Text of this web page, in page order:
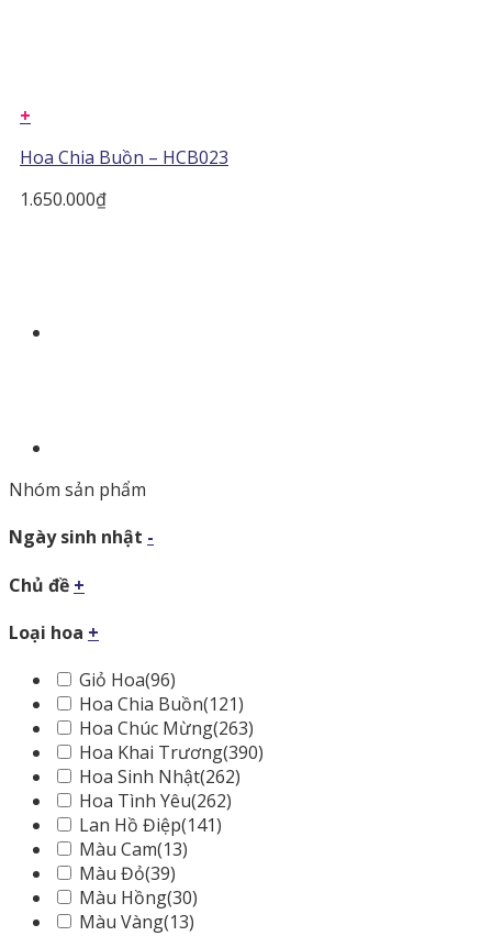
+
Hoa Chia Buồn – HCB023
1.650.000₫
Nhóm sản phẩm
Ngày sinh nhật -
Chủ đề +
Loại hoa +
Giỏ Hoa(96)
Hoa Chia Buồn(121)
Hoa Chúc Mừng(263)
Hoa Khai Trương(390)
Hoa Sinh Nhật(262)
Hoa Tình Yêu(262)
Lan Hồ Điệp(141)
Màu Cam(13)
Màu Đỏ(39)
Màu Hồng(30)
Màu Vàng(13)